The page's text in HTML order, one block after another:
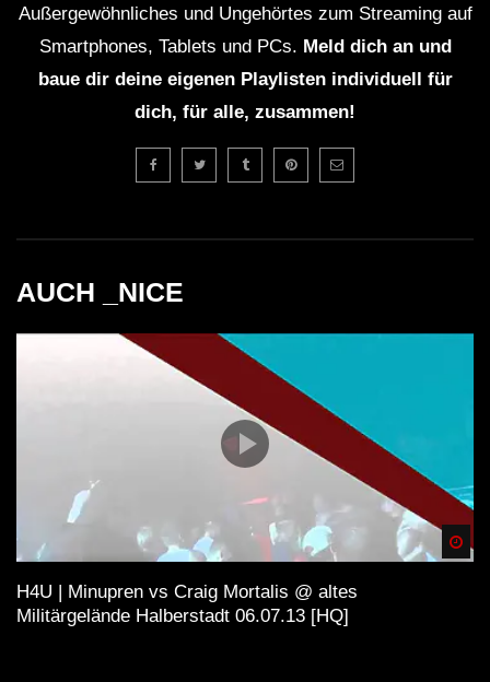
Außergewöhnliches und Ungehörtes zum Streaming auf
Smartphones, Tablets und PCs. Meld dich an und
baue dir deine eigenen Playlisten individuell für
dich, für alle, zusammen!
AUCH _NICE
H4U | Minupren vs Craig Mortalis @ altes
Militärgelände Halberstadt 06.07.13 [HQ]